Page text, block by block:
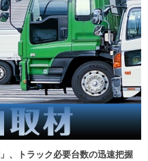
、トラック必要台数の迅速把握